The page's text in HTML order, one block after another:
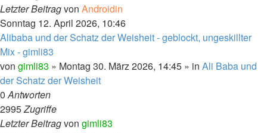
Letzter Beitragvon Androidin
Sonntag 12. April 2026, 10:46
Alibaba und der Schatz der Weisheit - geblockt, ungeskillter
Mix - gimli83
von gimli83 » Montag 30. März 2026, 14:45 » in Ali Baba und
der Schatz der Weisheit
0Antworten
2995Zugriffe
Letzter Beitragvon gimli83